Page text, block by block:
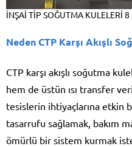
İNŞAİ TİP SOĞUTMA KULELERİ 8
Neden CTP Karşı Akışlı
CTP karşı akışlı soğutma
hem de üstün ısı transfer
tesislerin ihtiyaçlarına etkin
tasarrufu sağlamak, bakım
ömürlü bir sistem kurmak